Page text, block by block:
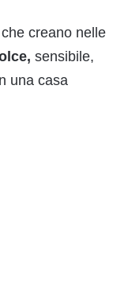
creano nelle
sensibile,
una casa